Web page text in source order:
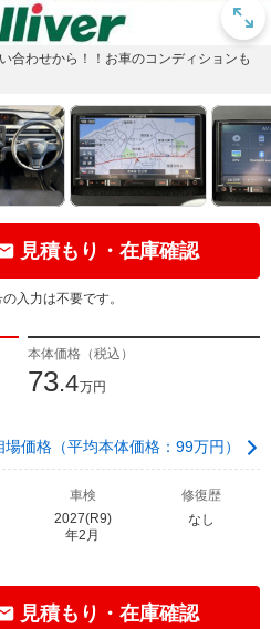
合わせから！！お車のコンディションも
見積もり・在庫確認
入力は不要です。
本体価格（税込）
73.4万円
場価格（平均本体価格：99万円）
車検
2027(R9)
年2月
修復歴
なし
見積もり・在庫確認